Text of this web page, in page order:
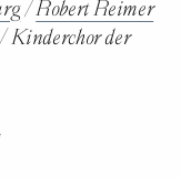
/Robert Reimer
/Kinderchor der